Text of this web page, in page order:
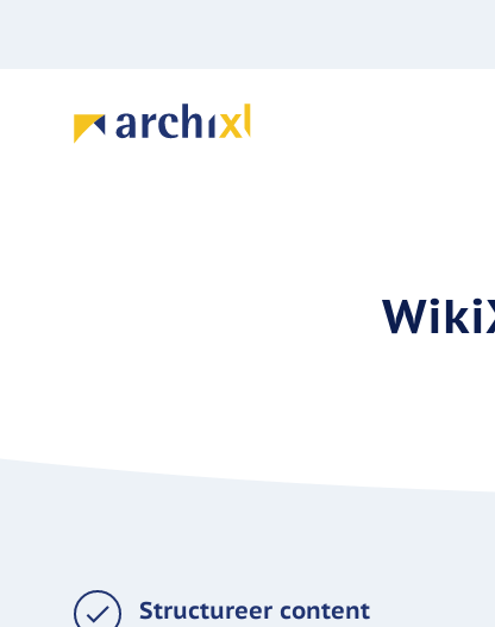
Structureer content